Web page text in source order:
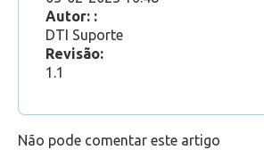
Professor
Autor: :
DTI Suporte
Revisão:
1.1
Não pode comentar este artigo